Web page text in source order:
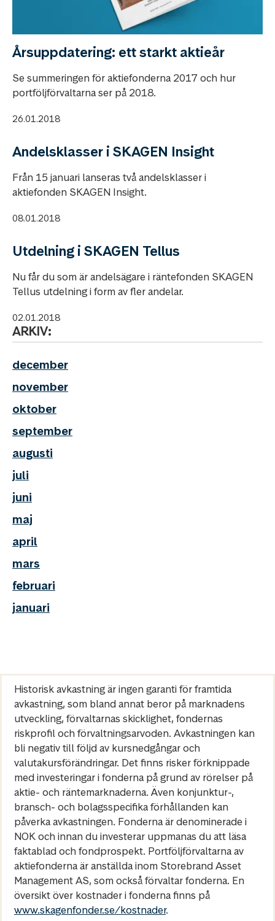
Årsuppdatering: ett starkt aktieår
Se summeringen för aktiefonderna 2017 och hur
portföljförvaltarna ser på 2018.
26.01.2018
Andelsklasser i SKAGEN Insight
Från 15 januari lanseras två andelsklasser i
aktiefonden SKAGEN Insight.
08.01.2018
Utdelning i SKAGEN Tellus
Nu får du som är andelsägare i räntefonden SKAGEN
Tellus utdelning i form av fler andelar.
02.01.2018
ARKIV:
december
november
oktober
september
augusti
juli
juni
maj
april
mars
februari
januari
Historisk avkastning är ingen garanti för framtida
avkastning, som bland annat beror på marknadens
utveckling, förvaltarnas skicklighet, fondernas
riskprofil och förvaltningsarvoden. Avkastningen kan
bli negativ till följd av kursnedgångar och
valutakursförändringar. Det finns risker förknippade
med investeringar i fonderna på grund av rörelser på
aktie- och räntemarknaderna. Även konjunktur-,
bransch- och bolagsspecifika förhållanden kan
påverka avkastningen. Fonderna är denominerade i
NOK och innan du investerar uppmanas du att läsa
faktablad och fondprospekt. Portföljförvaltarna av
aktiefonderna är anställda inom Storebrand Asset
Management AS, som också förvaltar fonderna. En
översikt över kostnader i fonderna finns på
www.skagenfonder.se/kostnader.